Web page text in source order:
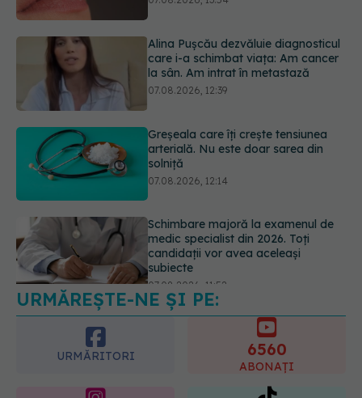
07.08.2026, 12:39
Greșeala care îți crește tensiunea
arterială. Nu este doar sarea din
solniță
07.08.2026, 12:14
Schimbare majoră la examenul de
medic specialist din 2026. Toți
candidații vor avea aceleași
subiecte
Cât durează simptomele
menopauzei?
07.08.2026, 15:14
URMĂREȘTE-NE ȘI PE:
URMĂRITORI
365 1401
URMĂRITORI
ARTICOLE SIMILARE